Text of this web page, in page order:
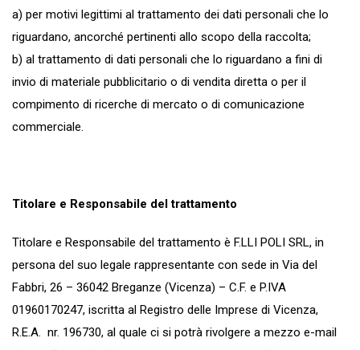
a) per motivi legittimi al trattamento dei dati personali che lo
riguardano, ancorché pertinenti allo scopo della raccolta;
b) al trattamento di dati personali che lo riguardano a fini di
invio di materiale pubblicitario o di vendita diretta o per il
compimento di ricerche di mercato o di comunicazione
commerciale.
Titolare e Responsabile del trattamento
Titolare e Responsabile del trattamento è F.LLI POLI SRL, in
persona del suo legale rappresentante con sede in Via del
Fabbri, 26 – 36042 Breganze (Vicenza) – C.F. e P.IVA
01960170247, iscritta al Registro delle Imprese di Vicenza,
R.E.A. nr. 196730, al quale ci si potrà rivolgere a mezzo e-mail